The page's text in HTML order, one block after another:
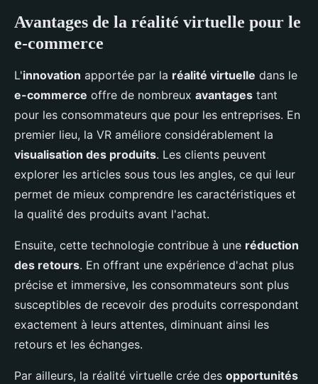
Avantages de la réalité virtuelle pour le
e-commerce
L'innovation apportée par la réalité virtuelle dans le
e-commerce offre de nombreux avantages tant
pour les consommateurs que pour les entreprises. En
premier lieu, la VR améliore considérablement la
visualisation des produits. Les clients peuvent
explorer les articles sous tous les angles, ce qui leur
permet de mieux comprendre les caractéristiques et
la qualité des produits avant l'achat.
Ensuite, cette technologie contribue à une réduction
des retours. En offrant une expérience d'achat plus
précise et immersive, les consommateurs sont plus
susceptibles de recevoir des produits correspondant
exactement à leurs attentes, diminuant ainsi les
retours et les échanges.
Par ailleurs, la réalité virtuelle crée des opportunités